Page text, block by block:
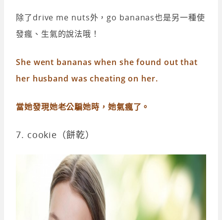
除了drive me nuts外，go bananas也是另一種使
發瘋、生氣的說法哦！
She went bananas when she found out that
her husband was cheating on her.
當她發現她老公騙她時，她氣瘋了。
7. cookie（餅乾）